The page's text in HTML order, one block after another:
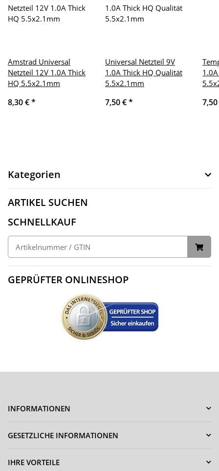
Amstrad Universal
Netzteil 12V 1.0A Thick
HQ 5.5x2.1mm
8,30 €*
Universal Netzteil 9V
1.0A Thick HQ Qualität
5.5x2.1mm
7,50 €*
Kategorien
ARTIKEL SUCHEN
SCHNELLKAUF
GEPRÜFTER ONLINESHOP
INFORMATIONEN
GESETZLICHE INFORMATIONEN
IHRE VORTEILE